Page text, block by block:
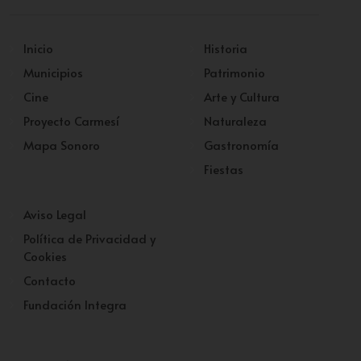
Inicio
Municipios
Cine
Proyecto Carmesí
Mapa Sonoro
Historia
Patrimonio
Arte y Cultura
Naturaleza
Gastronomía
Fiestas
Aviso Legal
Política de Privacidad y
Cookies
Contacto
Fundación Integra